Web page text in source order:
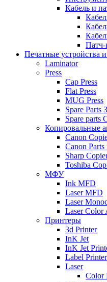
Кабель и
Печатные устройства
Laminator
Press
Cap Press
Flat Press
MUG Press
Spare Parts
Spare parts
Копировальные
Canon
Canon
Sharp
Toshiba
МФУ
Ink MFD
Laser MFD
Laser
Laser Color
Принтеры
3d Printer
InK Jet
InK Jet
Label
Laser
Color